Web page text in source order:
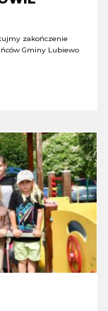
zakończenie
Gminy Lubiewo